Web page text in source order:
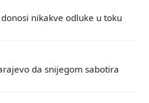
nikakve odluke u toku
da snijegom sabotira